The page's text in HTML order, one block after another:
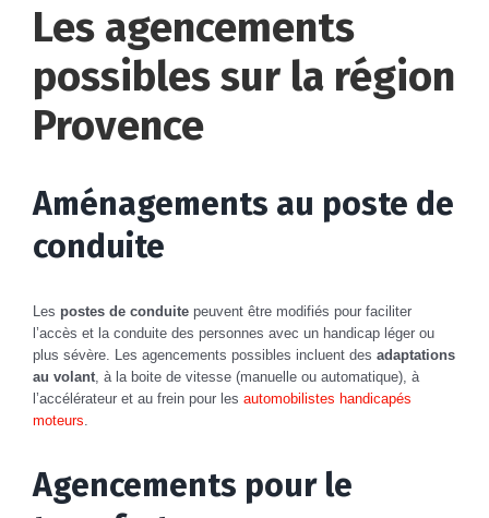
Les agencements
possibles sur la région
Provence
Aménagements au poste de
conduite
Les postes de conduite peuvent être modifiés pour faciliter
l’accès et la conduite des personnes avec un handicap léger ou
plus sévère. Les agencements possibles incluent des adaptations
au volant , à la boite de vitesse (manuelle ou automatique), à
l’accélérateur et au frein pour les automobilistes handicapés
moteurs
Agencements pour le